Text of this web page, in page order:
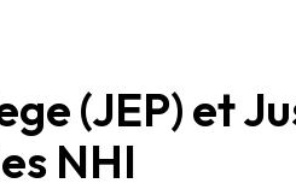
(JEP) et
NHI